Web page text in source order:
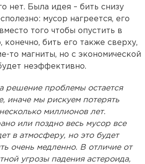
нет. Была идея – бить снизу
мусор нагреется, его
того чтобы опустить в
бить его также сверху,
то магниты, но с экономической
неэффективно.
решение проблемы остается
иначе мы рискуем потерять
миллионов лет.
или поздно весь мусор все
в атмосферу, но это будет
очень медленно. В отличие от
угрозы падения астероида,